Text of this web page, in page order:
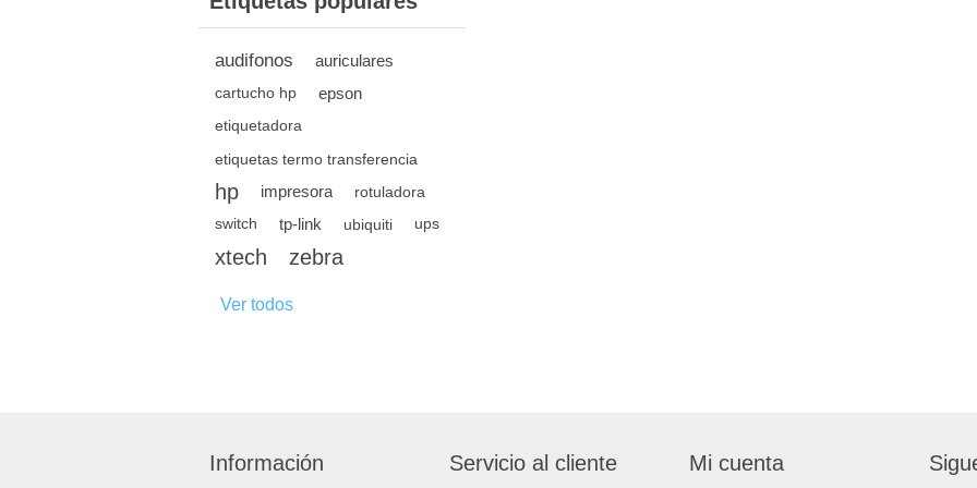
audifonos auriculares
cartucho hp epson
etiquetadora
etiquetas termo transferencia
hp impresora rotuladora
switch tp-link ubiquiti ups
xtech zebra
Ver todos
Información Servicio al cliente Mi cuenta